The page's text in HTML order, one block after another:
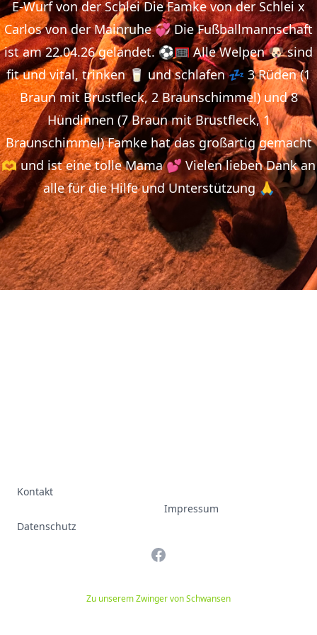
E-Wurf von der Schlei Die Famke von der Schlei x
Carlos von der Mainruhe 💞 Die Fußballmannschaft
ist am 22.04.26 gelandet. ⚽️🥅 Alle Welpen 🐶 sind
fit und vital, trinken 🥛 und schlafen 💤 3 Rüden (1
Braun mit Brustfleck, 2 Braunschimmel) und 8
Hündinnen (7 Braun mit Brustfleck, 1
Braunschimmel) Famke hat das großartig gemacht
🫶 und ist eine tolle Mama 💕 Vielen lieben Dank an
alle für die Hilfe und Unterstützung 🙏
Kontakt
Datenschutz
Impressum
Facebook
Zu unserem Zwinger von Schwansen